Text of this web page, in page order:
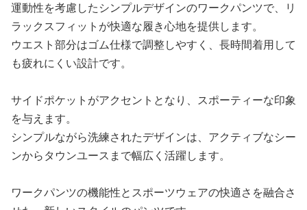
運動性を考慮したシンプルデザインのワークパンツで、リ
ラックスフィットが快適な履き心地を提供します。
ウエスト部分はゴム仕様で調整しやすく、長時間着用して
も疲れにくい設計です。
サイドポケットがアクセントとなり、スポーティーな印象
を与えます。
シンプルながら洗練されたデザインは、アクティブなシー
ンからタウンユースまで幅広く活躍します。
ワークパンツの機能性とスポーツウェアの快適さを融合さ